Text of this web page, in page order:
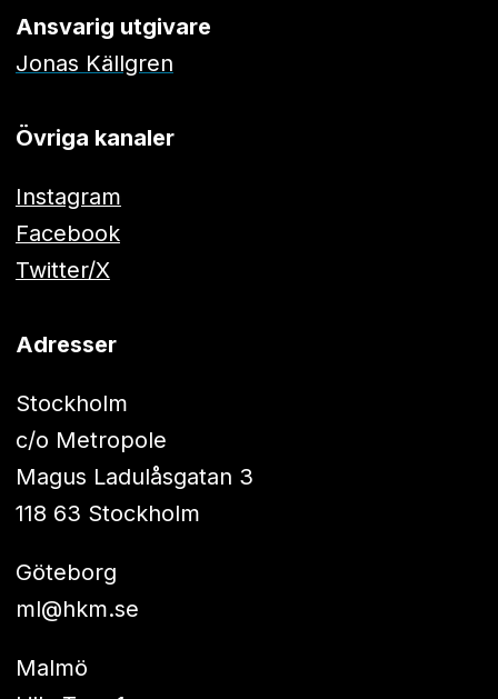
Ansvarig utgivare
Jonas Källgren
Övriga kanaler
Instagram
Facebook
Twitter/X
Adresser
Stockholm
c/o Metropole
Magus Ladulåsgatan 3
118 63 Stockholm
Göteborg
ml@hkm.se
Malmö